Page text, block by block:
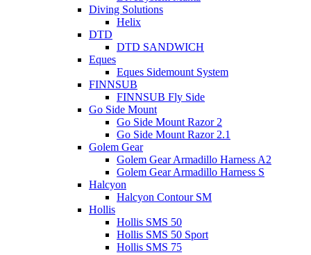
Diving Solutions
Helix
DTD
DTD SANDWICH
Eques
Eques Sidemount System
FINNSUB
FINNSUB Fly Side
Go Side Mount
Go Side Mount Razor 2
Go Side Mount Razor 2.1
Golem Gear
Golem Gear Armadillo Harness A2
Golem Gear Armadillo Harness S
Halcyon
Halcyon Contour SM
Hollis
Hollis SMS 50
Hollis SMS 50 Sport
Hollis SMS 75